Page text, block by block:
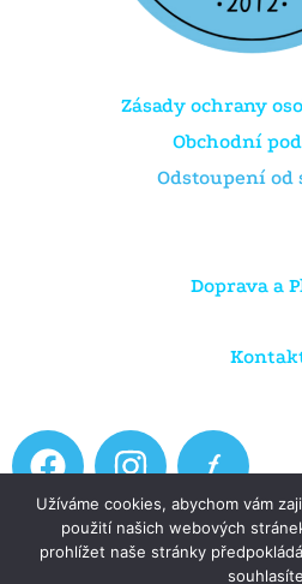
Zásady ochrany
Obchodní
Odstoupení od
Doprava a
F
a
c
e
I
n
s
t
Copyright © 2026 Dratule.cz
Užíváme cookies, abychom vám
použití našich webových
prohlížet naše stránky